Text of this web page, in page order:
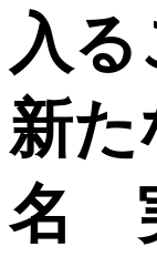
入る
新た
名